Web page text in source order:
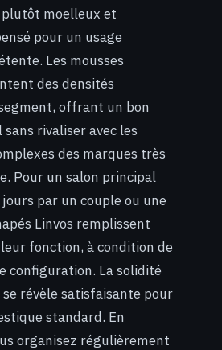
plutôt moelleux et
pour un usage
Les mousses
des densités
offrant un bon
rivaliser avec les
des marques très
Pour un salon principal
par un couple ou une
Linvos remplissent
fonction, à condition de
configuration. La solidité
révèle satisfaisante pour
standard. En
organisez régulièrement